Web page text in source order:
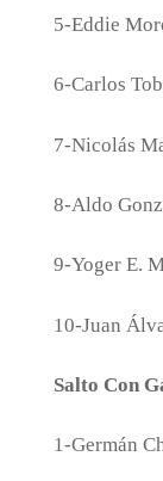
5-Eddie
6-Carlos
7-Nicolás
8-Aldo
9-Yoger E.
10-Juan
Salto Con
1-Germán